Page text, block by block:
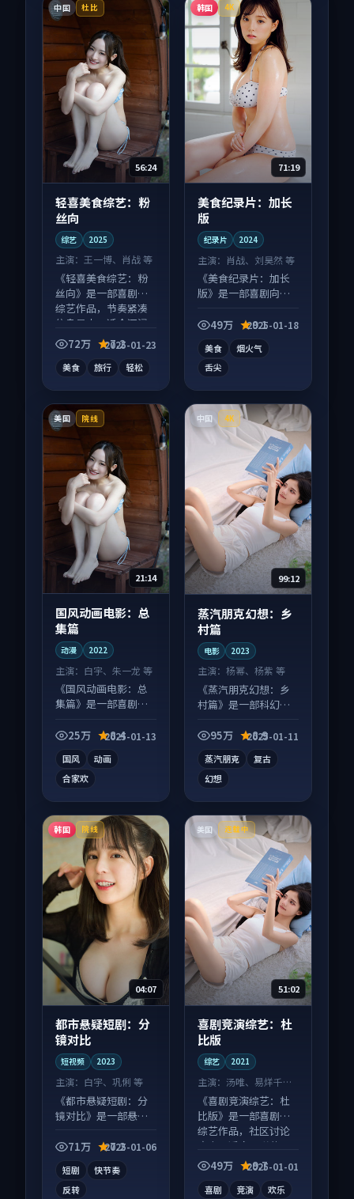
中国 杜比
56:24
轻喜美食综艺：粉
丝向
综艺 2025
主演： 王一博、肖战 等
《轻喜美食综艺：粉
丝向》是一部喜剧向
综艺作品，节奏紧凑
信息量大，适合沉浸
式追看。
72万 7.2
2025-01-23
美食 旅行 轻松
韩国 4K
71:19
美食纪录片：加长
版
纪录片 2024
主演： 肖战、刘昊然 等
《美食纪录片：加长
版》是一部喜剧向纪
齐全，观感爽快不拖
49万 9.1
2025-01-18
美食
烟火气
舌尖
美国 院线
21:14
国风动画电影：总
集篇
动漫 2022
主演： 白宇、朱一龙 等
《国风动画电影：总
集篇》是一部喜剧向
并行，细节值得二刷
25万 8.4
2025-01-13
国风
动画
合家欢
中国 4K
99:12
蒸汽朋克幻想：乡
村篇
电影 2023
主演：杨幂、杨紫 等
《蒸汽朋克幻想：乡
村篇》是一部科幻向
齐全，观感爽快不拖
95万 8.9
2025-01-11
蒸汽朋克
复古
幻想
韩国 院线
04:07
都市悬疑短剧：分
镜对比
短视频 2023
主演： 白宇、巩俐 等
《都市悬疑短剧：分
镜对比》是一部悬疑
讨论度高，适合配弹
71万 7.2
2025-01-06
短剧
快节奏
反转
美国 连载中
51:02
喜剧竞演综艺：杜
比版
综艺 2021
主演： 汤唯、易烊千玺
等
《喜剧竞演综艺：杜
比版》是一部喜剧向
综艺作品，社区讨论
度高，适合配弹幕观
看。49万 9.7
2025-01-01
喜剧 竞演 欢乐